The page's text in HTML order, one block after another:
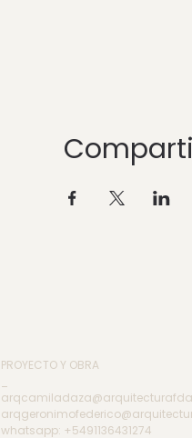
PROYECTO Y OBRA
whatsapp: +5491136431274